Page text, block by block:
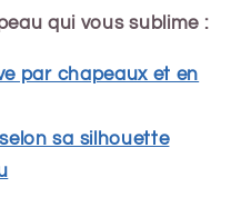
qui vous sublime :
par chapeaux et en
sa silhouette